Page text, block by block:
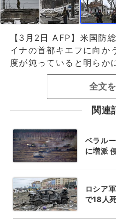
【3月2日 AFP】米国防
イナの首都キエフに向か
度が鈍っていると明らか
全文
関連
ベラル
に増派
ロシア
で18人